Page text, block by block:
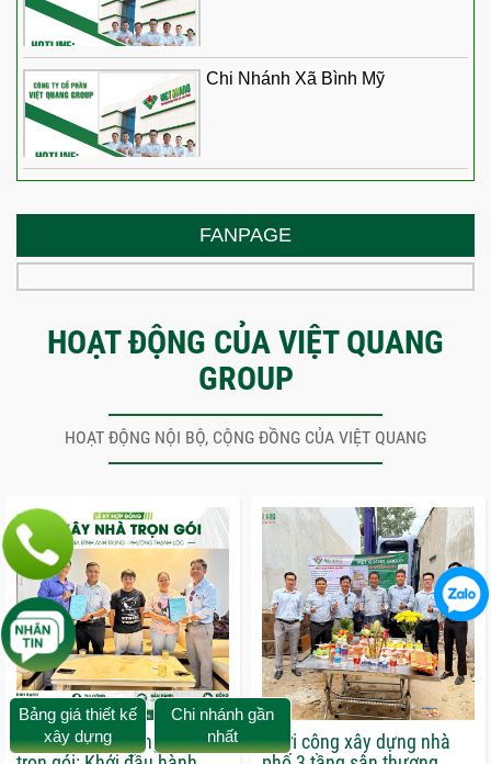
Chi Nhánh Xã Bình Mỹ
FANPAGE
HOẠT ĐỘNG CỦA VIỆT QUANG
GROUP
HOẠT ĐỘNG NỘI BỘ, CỘNG ĐỒNG CỦA VIỆT QUANG
Lễ ký kết hợp đồng xây nhà
Khởi công xây dựng nhà
Bảng giá thiết kế
xây dựng
Chi nhánh gần
nhất